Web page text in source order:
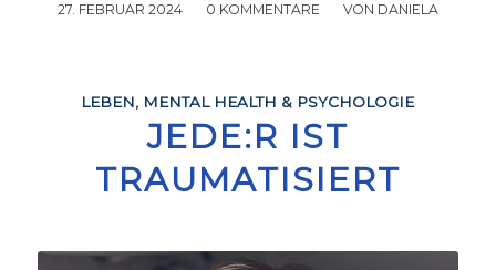
27. FEBRUAR 2024
/ 0 KOMMENTARE
/ VON DANIELA
LEBEN, MENTAL HEALTH & PSYCHOLOGIE
JEDE:R IST
TRAUMATISIERT